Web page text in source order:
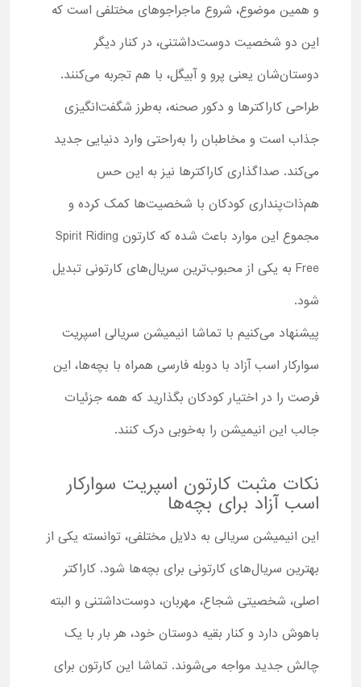
و همین موضوع، شروع ماجراجوهای مختلفی است که
این دو شخصیت دوست‌داشتنی، در کنار دیگر
دوستان‌شان یعنی پرو و آبیگل، با هم تجربه می‌کنند.
طراحی کاراکترها و دکور صحنه، به‌طرز شگفت‌انگیزی
جذاب است و مخاطبان را به‌راحتی وارد دنیایی جدید
می‌کند. صداگذاری کاراکترها نیز به این حس
هم‌ذات‌پنداری کودکان با شخصیت‌ها کمک کرده و
مجموع این موارد باعث شده که کارتون Spirit Riding
Free به یکی از محبوب‌ترین سریال‌های کارتونی تبدیل
شود.
پیشنهاد می‌کنیم با تماشا انیمیشن سریالی اسپریت
سوارکار اسب آزاد با دوبله فارسی همراه با بچه‌ها، این
فرصت را در اختیار کودکان بگذارید که همه جزئیات
جالب این انیمیشن را به‌خوبی درک کنند.
نکات مثبت کارتون اسپریت سوارکار
اسب آزاد برای بچه‌ها
این انیمیشن سریالی به دلایل مختلفی، توانسته یکی از
بهترین سریال‌های کارتونی برای بچه‌ها شود. کاراکتر
اصلی، شخصیتی شجاع، مهربان، دوست‌داشتنی و البته
باهوش دارد و کنار بقیه دوستان خود، هر بار با یک
چالش جدید مواجه می‌شوند. تماشا این کارتون برای